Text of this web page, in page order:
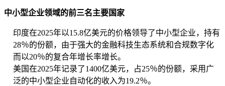
中小型企业领域的前三名主要国家
印度在2025年以15.8亿美元的价格领导了中小型企业，持有
28％的份额，由于强大的金融科技生态系统和合规数字化
而以20％的复合年增长率增长。
美国在2025年记录了1400亿美元，占25％的份额，采用广
泛的中小型企业自动化的收入为19.2％。